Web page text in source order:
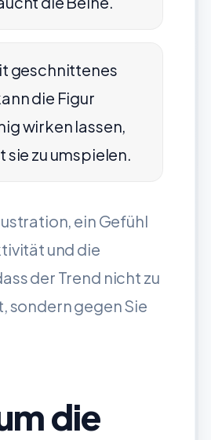
geschnittenes
die Figur
wirken lassen,
sie zu umspielen.
ein Gefühl
und die
der Trend nicht zu
sondern gegen Sie
die